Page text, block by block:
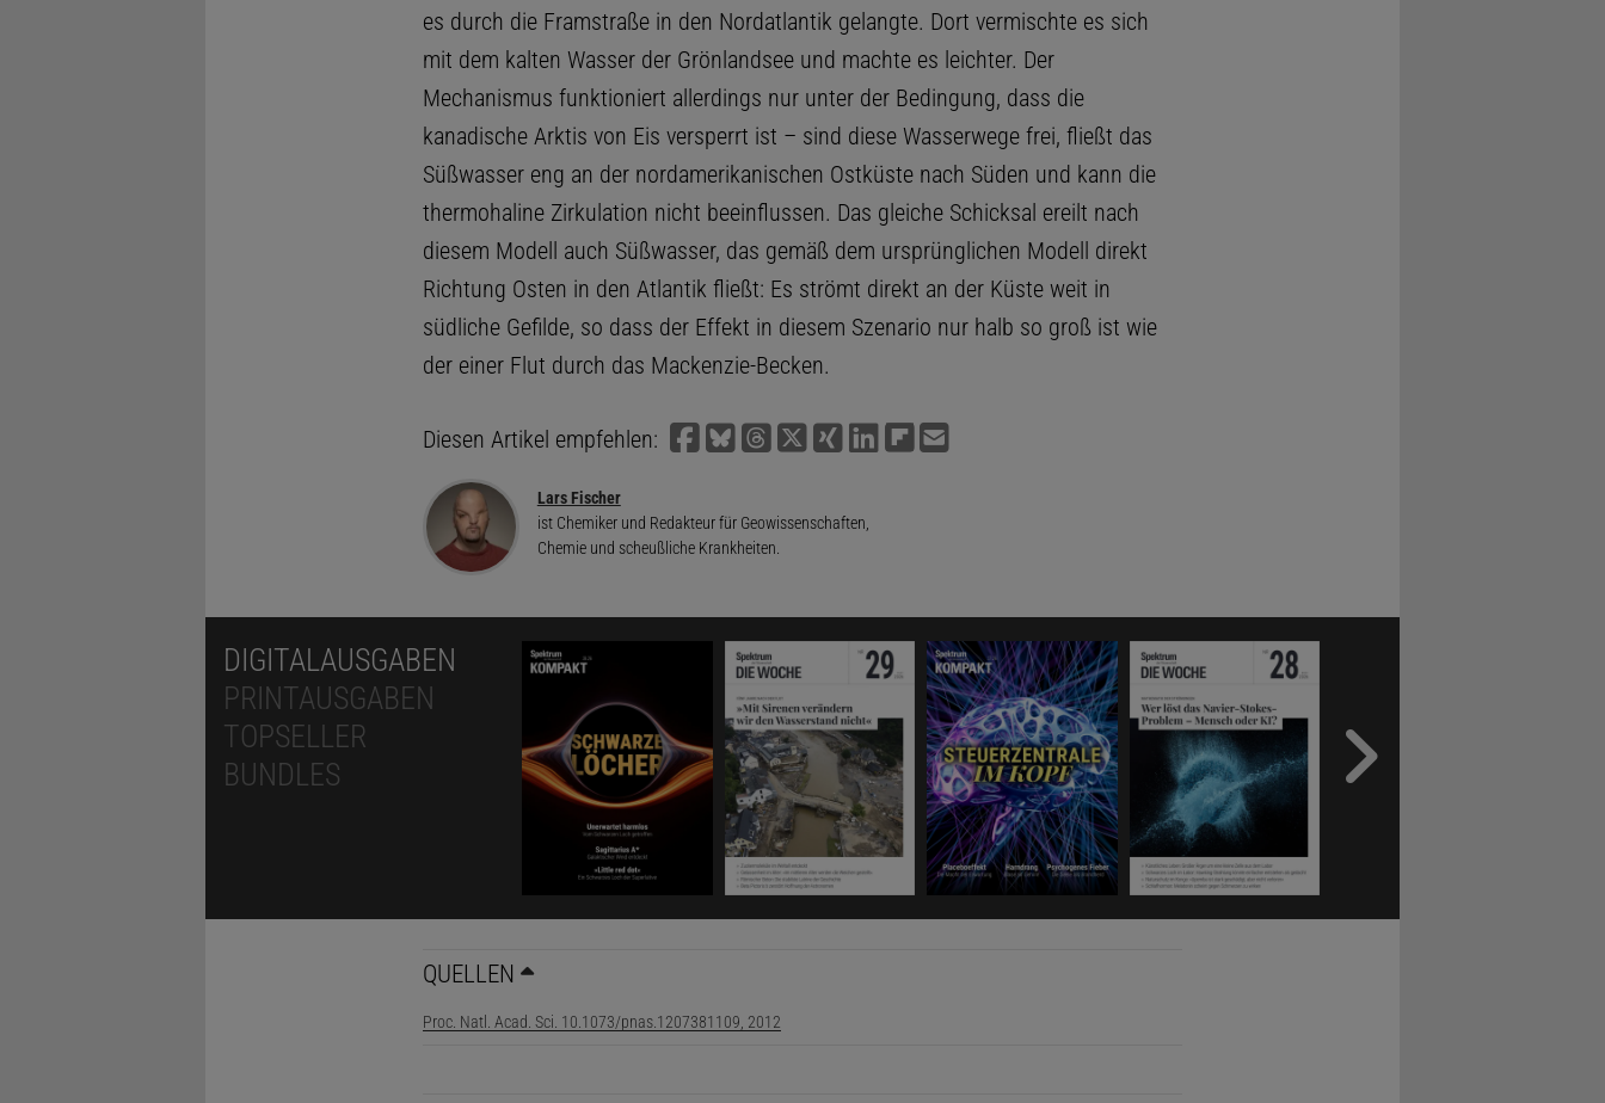
es durch die Framstraße in den Nordatlantik gelangte. Dort vermischte es sich
mit dem kalten Wasser der Grönlandsee und machte es leichter. Der
Mechanismus funktioniert allerdings nur unter der Bedingung, dass die
kanadische Arktis von Eis versperrt ist – sind diese Wasserwege frei, fließt das
Süßwasser eng an der nordamerikanischen Ostküste nach Süden und kann die
thermohaline Zirkulation nicht beeinflussen. Das gleiche Schicksal ereilt nach
diesem Modell auch Süßwasser, das gemäß dem ursprünglichen Modell direkt
Richtung Osten in den Atlantik fließt: Es strömt direkt an der Küste weit in
südliche Gefilde, so dass der Effekt in diesem Szenario nur halb so groß ist wie
der einer Flut durch das Mackenzie-Becken.
Diesen Artikel empfehlen:
Lars Fischer
ist Chemiker und Redakteur für Geowissenschaften,
Chemie und scheußliche Krankheiten.
DIGITALAUSGABEN
PRINTAUSGABEN
TOPSELLER
BUNDLES
QUELLEN
Proc. Natl. Acad. Sci. 10.1073/pnas.1207381109, 2012